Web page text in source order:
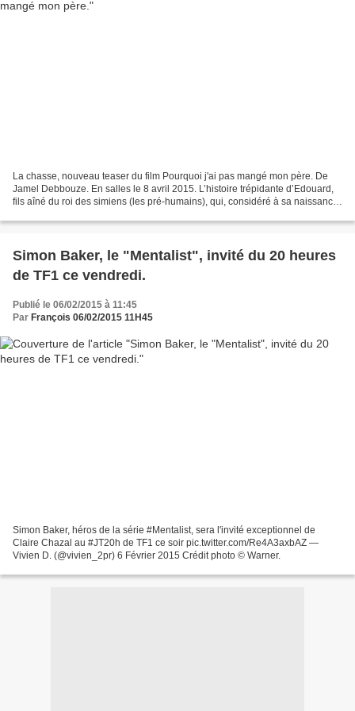
La chasse, nouveau teaser du film Pourquoi j'ai pas mangé mon père. De
Jamel Debbouze. En salles le 8 avril 2015. L’histoire trépidante d’Edouard,
fils aîné du roi des simiens (les pré-humains), qui, considéré à sa naissance
Simon Baker, le "Mentalist", invité du 20 heures
de TF1 ce vendredi.
Publié le 06/02/2015 à 11:45
Par François 06/02/2015 11H45
Simon Baker, héros de la série #Mentalist, sera l'invité exceptionnel de
Claire Chazal au #JT20h de TF1 ce soir pic.twitter.com/Re4A3axbAZ —
Vivien D. (@vivien_2pr) 6 Février 2015 Crédit photo © Warner.